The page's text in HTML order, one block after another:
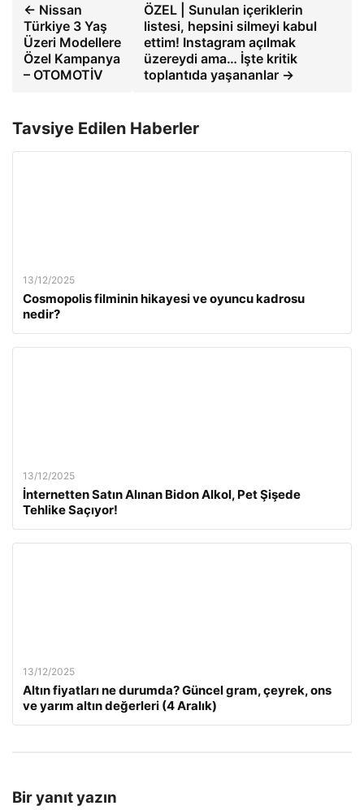
← Nissan
Türkiye 3 Yaş
Üzeri Modellere
Özel Kampanya
– OTOMOTİV
ÖZEL | Sunulan içeriklerin
listesi, hepsini silmeyi kabul
ettim! Instagram açılmak
üzereydi ama… İşte kritik
toplantıda yaşananlar →
Tavsiye Edilen Haberler
13/12/2025
Cosmopolis filminin hikayesi ve oyuncu kadrosu
nedir?
13/12/2025
İnternetten Satın Alınan Bidon Alkol, Pet Şişede
Tehlike Saçıyor!
13/12/2025
Altın fiyatları ne durumda? Güncel gram, çeyrek, ons
ve yarım altın değerleri (4 Aralık)
Bir yanıt yazın